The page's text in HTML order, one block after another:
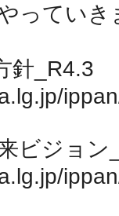
っていき
針_R4.3
ビジョン